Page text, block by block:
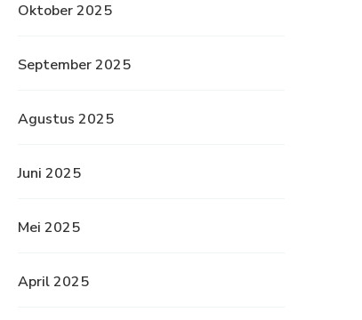
Oktober 2025
September 2025
Agustus 2025
Juni 2025
Mei 2025
April 2025